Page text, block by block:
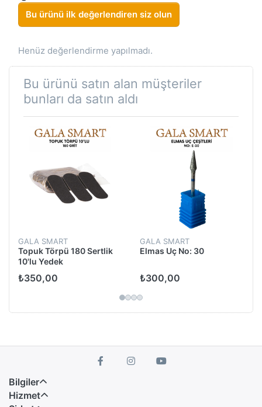
Bu ürünü ilk değerlendiren siz olun
Henüz değerlendirme yapılmadı.
Bu ürünü satın alan müşteriler
bunları da satın aldı
GALA SMART
Topuk Törpü 180 Sertlik
10'lu Yedek
₺350,00
GALA SMART
Elmas Uç No: 30
₺300,00
Bilgiler
Hizmet